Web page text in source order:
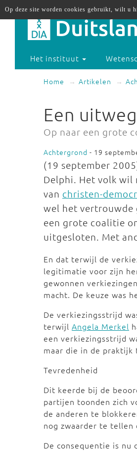
Het instituut
Home Artikelen
Een
Op naar een grote
Achtergrond - 19
(19 september
Delphi. Het volk wil
van christen-
wel het vertrouwde
een grote coalitie
uitgesloten. Met
En dat terwijl de
legitimatie voor zijn
gewonnen
macht. De keuze was
De verkiezingsstrijd
terwijl Angela Merkel
een verkiezingsstrijd
maar die in de praktijk
Tevredenheid
Dit keerde bij de
partijen toonden zich
de anderen te
nog zwaarder te tellen
De consequentie is nu
Op deze site worden cookies gebruikt, wilt u